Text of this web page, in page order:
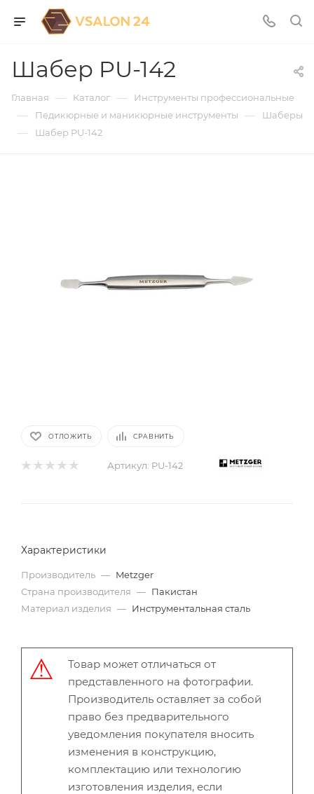
Шабер PU-142
Главная — Каталог — Инструменты профессиональные
— Педикюрные и маникюрные инструменты — Шаберы
— Шабер PU-142
ОТЛОЖИТЬ СРАВНИТЬ
Артикул: PU-142
Характеристики
Производитель — Metzger
Страна производителя — Пакистан
Материал изделия — Инструментальная сталь
Товар может отличаться от
представленного на фотографии.
Производитель оставляет за собой
право без предварительного
уведомления покупателя вносить
изменения в конструкцию,
комплектацию или технологию
изготовления изделия, если